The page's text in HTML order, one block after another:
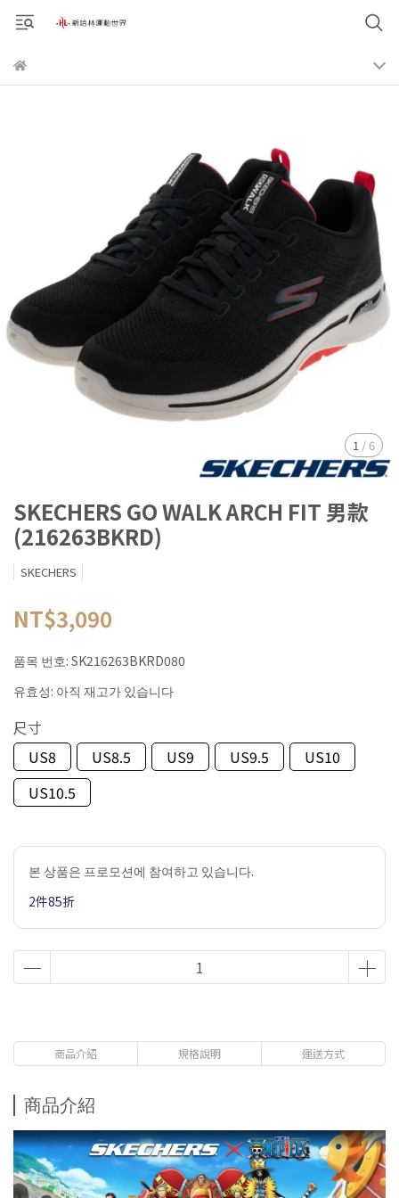
1 /6
SKECHERS GO WALK ARCH FIT 男款
(216263BKRD)
SKECHERS
NT$3,090
품목 번호: SK216263BKRD080
유효성: 아직 재고가 있습니다
尺寸
US8
US8.5 US9 US9.5
US10
US10.5
본 상품은 프로모션에 참여하고 있습니다.
2件85折
商品介紹 規格說明 運送方式
商品介紹